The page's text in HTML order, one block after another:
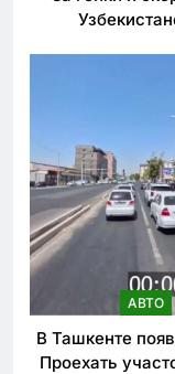
АВТО
В Ташкенте
Проехать